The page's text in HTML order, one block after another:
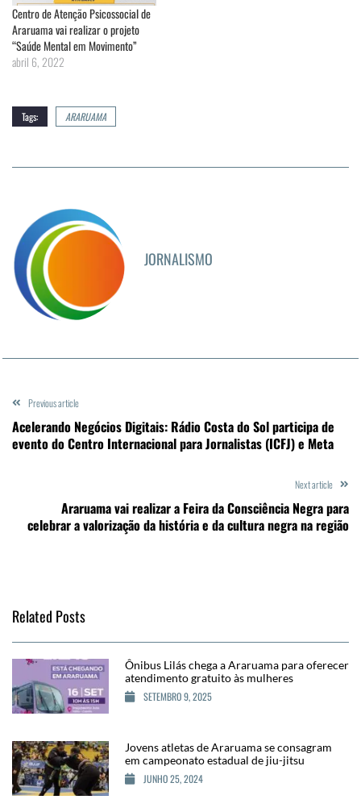
Centro de Atenção Psicossocial de
Araruama vai realizar o projeto
“Saúde Mental em Movimento”
abril 6, 2022
Tags: ARARUAMA
JORNALISMO
Previous article
Acelerando Negócios Digitais: Rádio Costa do Sol participa de
evento do Centro Internacional para Jornalistas (ICFJ) e Meta
Next article
Araruama vai realizar a Feira da Consciência Negra para
celebrar a valorização da história e da cultura negra na região
Related Posts
Ônibus Lilás chega a Araruama para oferecer
atendimento gratuito às mulheres
SETEMBRO 9, 2025
Jovens atletas de Araruama se consagram
em campeonato estadual de jiu-jitsu
JUNHO 25, 2024